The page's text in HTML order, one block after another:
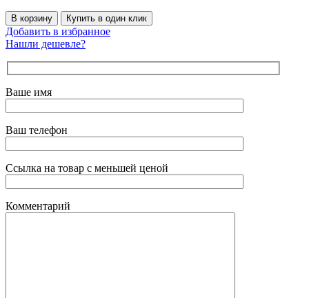
В корзину Купить в один клик
Добавить в избранное
Нашли дешевле?
Ваше имя
Ваш телефон
Ссылка на товар с меньшей ценой
Комментарий